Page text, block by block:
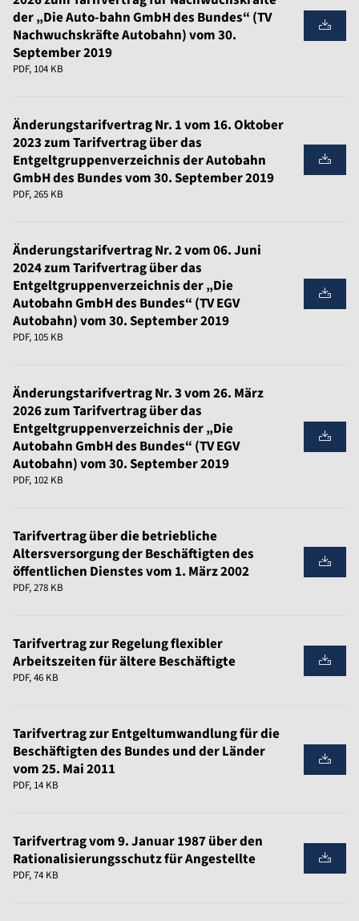
der „Die Auto-bahn GmbH des Bundes“ (TV
Nachwuchskräfte Autobahn) vom 30.
September 2019
PDF, 104 KB
Änderungstarifvertrag Nr. 1 vom 16. Oktober
2023 zum Tarifvertrag über das
Entgeltgruppenverzeichnis der Autobahn
GmbH des Bundes vom 30. September 2019
PDF, 265 KB
Änderungstarifvertrag Nr. 2 vom 06. Juni
2024 zum Tarifvertrag über das
Entgeltgruppenverzeichnis der „Die
Autobahn GmbH des Bundes“ (TV EGV
Autobahn) vom 30. September 2019
PDF, 105 KB
Änderungstarifvertrag Nr. 3 vom 26. März
2026 zum Tarifvertrag über das
Entgeltgruppenverzeichnis der „Die
Autobahn GmbH des Bundes“ (TV EGV
Autobahn) vom 30. September 2019
PDF, 102 KB
Tarifvertrag über die betriebliche
Altersversorgung der Beschäftigten des
öffentlichen Dienstes vom 1. März 2002
PDF, 278 KB
Tarifvertrag zur Regelung flexibler
Arbeitszeiten für ältere Beschäftigte
PDF, 46 KB
Tarifvertrag zur Entgeltumwandlung für die
Beschäftigten des Bundes und der Länder
vom 25. Mai 2011
PDF, 14 KB
Tarifvertrag vom 9. Januar 1987 über den
Rationalisierungsschutz für Angestellte
PDF, 74 KB